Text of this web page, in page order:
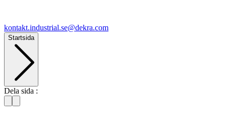
kontakt​.industrial.se@​dekra.com
Startsida
Dela sida :